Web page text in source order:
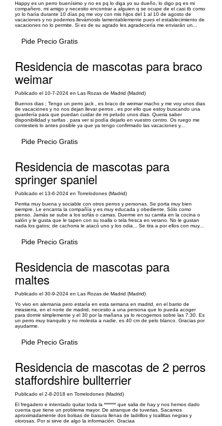
Happy es un perro buenísimo y no es pq lo diga yo su dueño, lo digo pq es mi
compañero, mi amigo y necesito encontrar a alguien q se ocupe de el casi tb como
yo lo haría durante 10 días pq me voy con mis hijos del 1 al 10 de agosto de
vacaciones y no podemos llevárnoslo lamentablemente pues el establecimiento de
vacaciones no lo permite. Si es de su agrado les agradecería me enviarán un...
Pide Precio Gratis
Residencia de mascotas para braco
weimar
Publicado el 10-7-2024 en Las Rozas de Madrid (Madrid)
Buenos dias ; Tengo un perro jack , es braco de weimar macho y me voy unos dias
de vacaciones y no nos dejan llevar perros , es por ello que estoy buscando una
guardería para que puedan cuidar de mi peludo unos dias. Queria saber
disponibilidad y tarifas , para ver si podía dejarlo en vuestro centro. Os ruego me
contesteis lo antes posible ya que ya tengo confirmado las vacaciones y...
Pide Precio Gratis
Residencia de mascotas para
springer spaniel
Publicado el 13-6-2024 en Torrelodones (Madrid)
Perrita muy buena y sociable con otros perros y personas. Se porta muy bien
siempre. Le encanta la compañía y es muy educada y obediente. Sólo como
pienso. Jamás se sube a los sofás o camas. Duerme en su camita en la cocina o
salón y le gusta que le tapen con su toalla o tela fresca en verano. No le gustan
nada los gatos; de cachorra le atacó uno y los odia... Se tira a por ellos con muy...
Pide Precio Gratis
Residencia de mascotas para
maltes
Publicado el 30-9-2024 en Las Rozas de Madrid (Madrid)
Yo vivo en alemania pero estaría en esta semana en madrid, en el barrio de
mirasierra, en el norte de madrid, necesito a una persona que lo pueda acoger
para dormir simplemente y el 30 por la mañana ya lo recogemos sobre las 7:30. Es
un perro muy tranquilo y no molesta a nadie, es 40 cm de pelo blanco. Gracias por
ayudarme.
Pide Precio Gratis
Residencia de mascotas de 2 perros
staffordshire bullterrier
Publicado el 2-8-2018 en Torrelodones (Madrid)
El fregadero e intentado quitar toda la ****** que salia de hay y nos hemos dado
cuenta que tiene un problema mayor. De atranque de tuverias. Sacamos
aproximadamente dos bolsas de basura llenas de ladrillos y toallitas negras y
olorosas. Por si sirve de algo la información. Graciaa